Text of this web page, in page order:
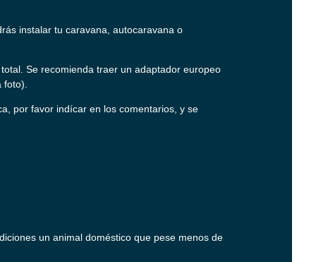
instalar tu caravana, autocaravana o
Se recomienda traer un adaptador europeo
por favor indícar en los comentarios, y se
un animal doméstico que pese menos de